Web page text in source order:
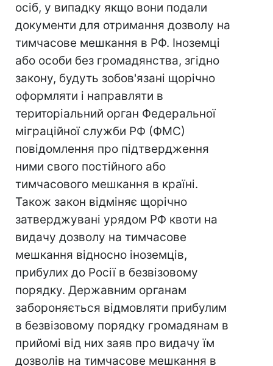
осіб, у випадку якщо вони подали
документи для отримання дозволу на
тимчасове мешкання в РФ. Іноземці
або особи без громадянства, згідно
закону, будуть зобов'язані щорічно
оформляти і направляти в
територіальний орган Федеральної
міграційної служби РФ (ФМС)
повідомлення про підтвердження
ними свого постійного або
тимчасового мешкання в країні.
Також закон відміняє щорічно
затверджувані урядом РФ квоти на
видачу дозволу на тимчасове
мешкання відносно іноземців,
прибулих до Росії в безвізовому
порядку. Державним органам
забороняється відмовляти прибулим
в безвізовому порядку громадянам в
прийомі від них заяв про видачу їм
дозволів на тимчасове мешкання в